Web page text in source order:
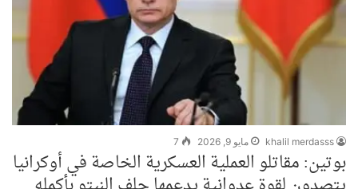
khalil merdasss مايو 9, 2026 7
بوتين: مقاتلو العملية العسكرية الخاصة في أوكرانيا